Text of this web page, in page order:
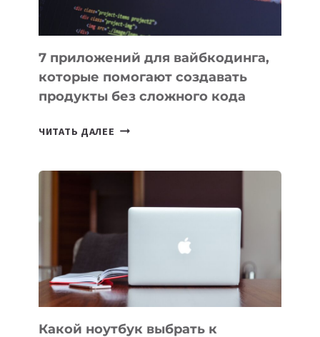
7 приложений для вайбкодинга,
которые помогают создавать
продукты без сложного кода
ЧИТАТЬ ДАЛЕЕ 7
ПОМОГАЮТ
СОЗДАВАТЬ
БЕЗ
СЛОЖНОГО
КОДА
Какой ноутбук выбрать к